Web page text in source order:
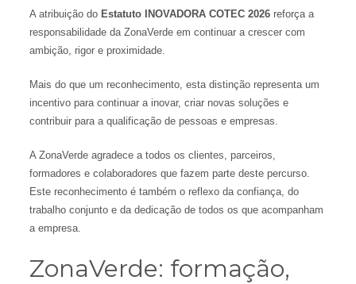
A atribuição do Estatuto INOVADORA COTEC 2026 reforça a
responsabilidade da ZonaVerde em continuar a crescer com
ambição, rigor e proximidade.
Mais do que um reconhecimento, esta distinção representa um
incentivo para continuar a inovar, criar novas soluções e
contribuir para a qualificação de pessoas e empresas.
A ZonaVerde agradece a todos os clientes, parceiros,
formadores e colaboradores que fazem parte deste percurso.
Este reconhecimento é também o reflexo da confiança, do
trabalho conjunto e da dedicação de todos os que acompanham
a empresa.
ZonaVerde: formação,